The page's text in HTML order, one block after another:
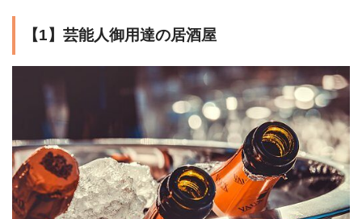
【1】芸能人御用達の居酒屋